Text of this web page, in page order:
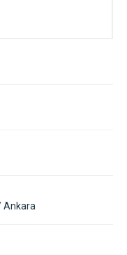
Ankara